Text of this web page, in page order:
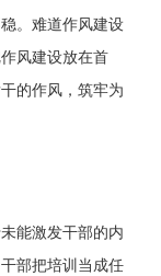
。难道作风建设
风建设放在首
的作风，筑牢为
能激发干部的内
部把培训当成任